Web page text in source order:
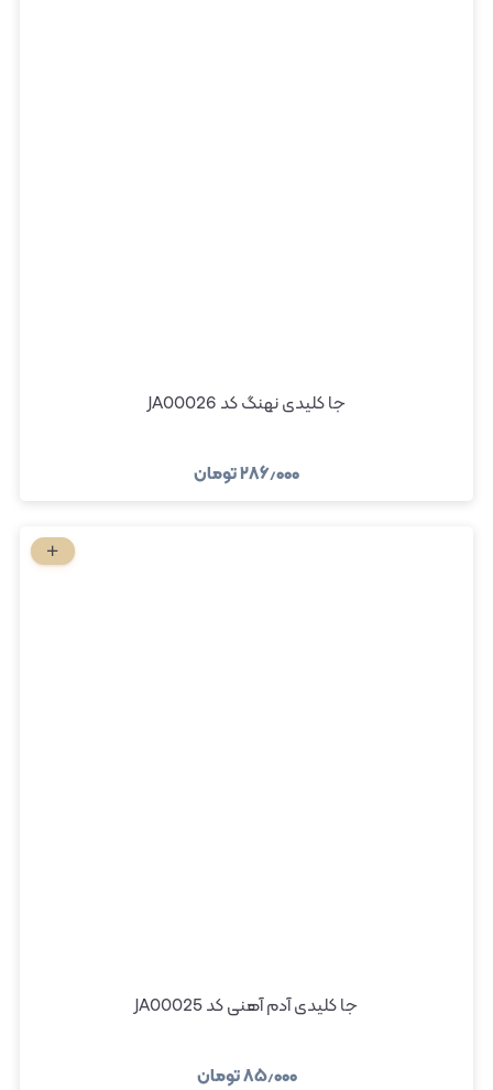
جا کلیدی نهنگ کد JA00026
۲۸۶٫۰۰۰تومان
جا کلیدی آدم آهنی کد JA00025
۸۵٫۰۰۰تومان